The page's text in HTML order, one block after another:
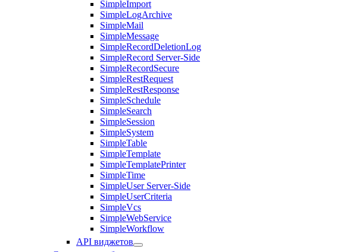
SimpleImport
SimpleLogArchive
SimpleMail
SimpleMessage
SimpleRecordDeletionLog
SimpleRecord Server-Side
SimpleRecordSecure
SimpleRestRequest
SimpleRestResponse
SimpleSchedule
SimpleSearch
SimpleSession
SimpleSystem
SimpleTable
SimpleTemplate
SimpleTemplatePrinter
SimpleTime
SimpleUser Server-Side
SimpleUserCriteria
SimpleVcs
SimpleWebService
SimpleWorkflow
API виджетов